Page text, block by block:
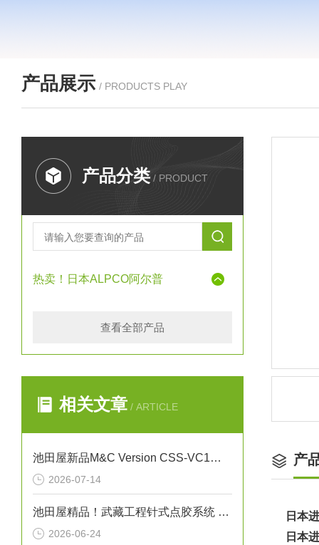
产品展示 / PRODUCTS PLAY
产品分类 / PRODUCT
热卖！日本ALPCO阿尔普
查看全部产品
相关文章 / ARTICLE
池田屋新品M&C Version CSS-VC1一体化气体预处理系统
2026-07-14
池田屋精品！武藏工程针式点胶系统 NEEDLE SPOTTER 350PC 参数介绍
2026-06-24
产
日本
日本